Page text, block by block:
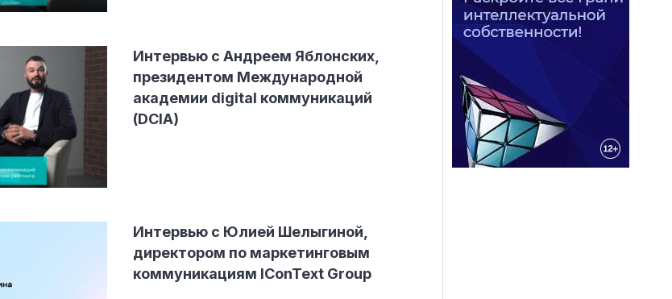
Интервью с Андреем Яблонских,
президентом Международной
академии digital коммуникаций
(DCIA)
Интервью с Юлией Шелыгиной,
директором по маркетинговым
коммуникациям IConText Group